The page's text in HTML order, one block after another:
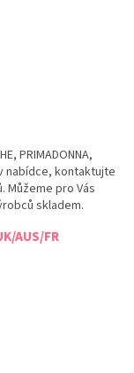
PRIMADONNA,
v nabídce, kontaktujte
Můžeme pro Vás
skladem.
AUS/FR